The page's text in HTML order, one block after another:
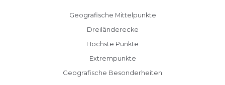
Geografische Mittelpunkte
Dreiländerecke
Höchste Punkte
Extrempunkte
Geografische Besonderheiten